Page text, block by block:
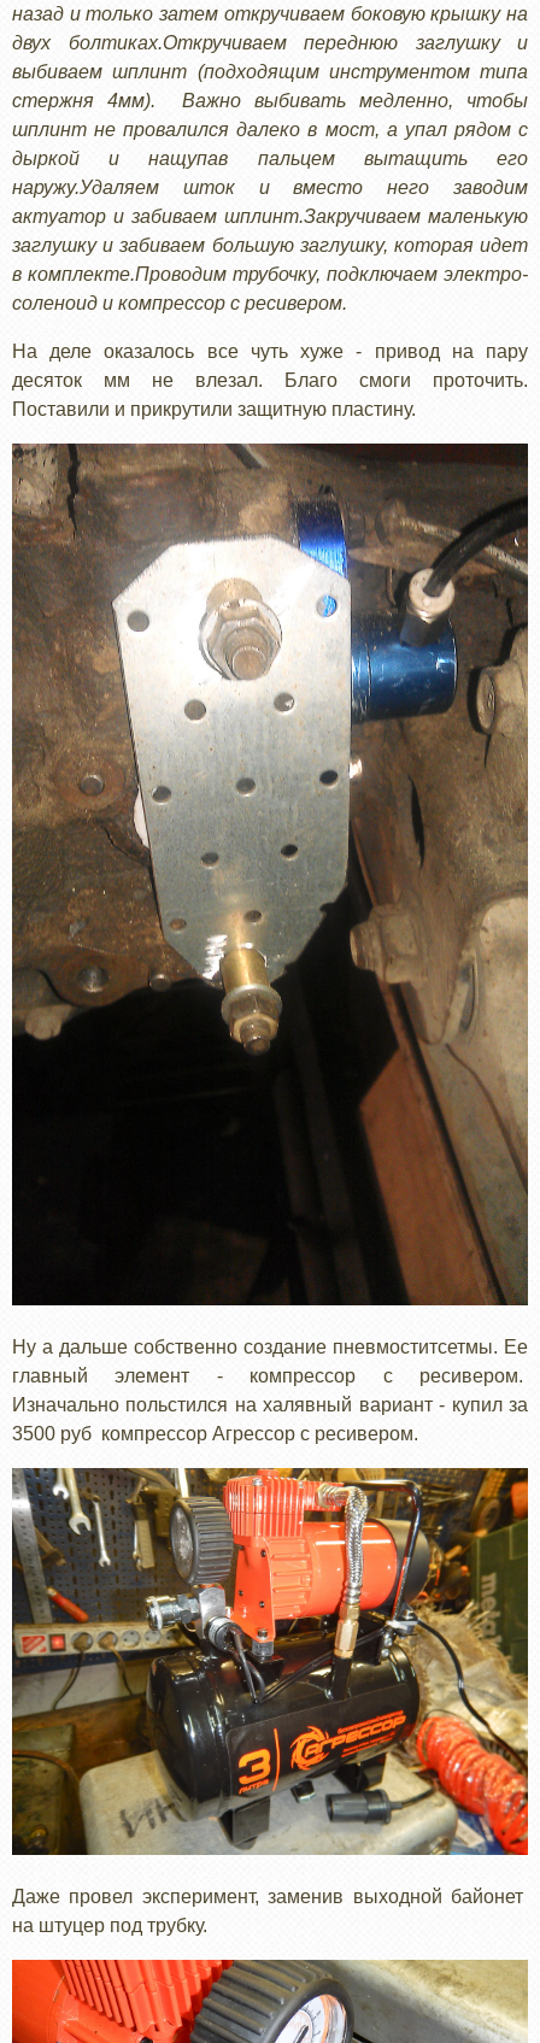
назад и только затем откручиваем боковую крышку на
двух болтиках.Откручиваем переднюю заглушку и
выбиваем шплинт (подходящим инструментом типа
стержня 4мм). Важно выбивать медленно, чтобы
шплинт не провалился далеко в мост, а упал рядом с
дыркой и нащупав пальцем вытащить его
наружу.Удаляем шток и вместо него заводим
актуатор и забиваем шплинт.Закручиваем маленькую
заглушку и забиваем большую заглушку, которая идет
в комплекте.Проводим трубочку, подключаем электро-
соленоид и компрессор с ресивером.
На деле оказалось все чуть хуже - привод на пару
десяток мм не влезал. Благо смоги проточить.
Поставили и прикрутили защитную пластину.
Ну а дальше собственно создание пневмоститсетмы. Ее
главный элемент - компрессор с ресивером.
Изначально польстился на халявный вариант - купил за
3500 руб компрессор Агрессор с ресивером.
Даже провел эксперимент, заменив выходной байонет
на штуцер под трубку.